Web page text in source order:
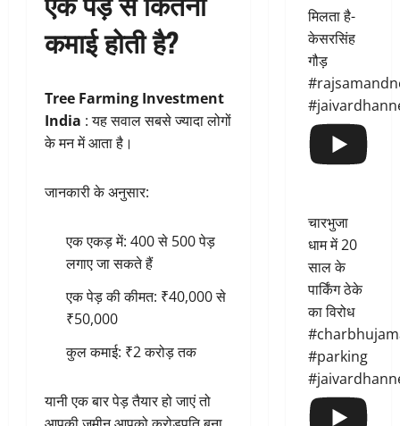
कमाई होती है?
Tree Farming Investment
India : यह सवाल सबसे ज्यादा लोगों
के मन में आता है।
जानकारी के अनुसार:
एक एकड़ में: 400 से 500 पेड़
लगाए जा सकते हैं
एक पेड़ की कीमत: ₹40,000 से
₹50,000
कुल कमाई: ₹2 करोड़ तक
यानी एक बार पेड़ तैयार हो जाएं तो
मिलता है-
केसरसिंह
गौड़
चारभुजा
धाम में 20
साल के
पार्किंग ठेके
का विरोध
#parking